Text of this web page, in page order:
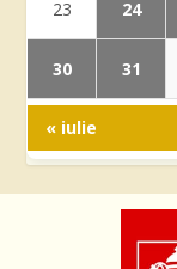
23 24
30 31
« iulie